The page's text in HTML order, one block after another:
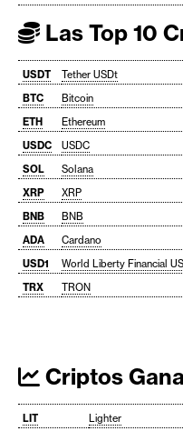
Las Top 10
USDT Tether USDt
BTC
Bitcoin
ETH
Ethereum
USDC
USDC
SOL
Solana
XRP
XRP
BNB
BNB
ADA
Cardano
USD1
World Liberty Financial
TRX
TRON
Criptos
LIT Lighter